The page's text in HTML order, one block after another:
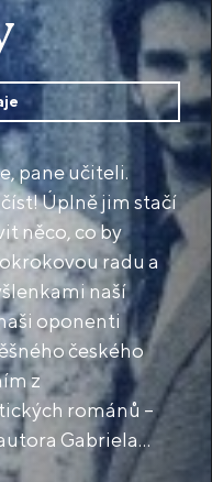
pane učiteli.
Úplně jim stačí
něco, co by
radu a
naší
oponenti
českého
z
románů –
Gabriela
roku 1934.